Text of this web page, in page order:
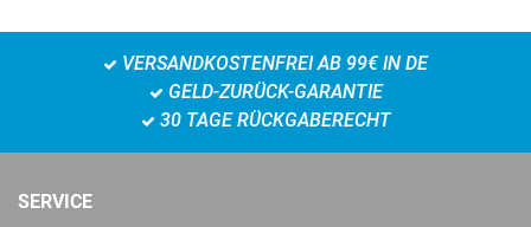
VERSANDKOSTENFREI AB 99€ IN DE
GELD-ZURÜCK-GARANTIE
30 TAGE RÜCKGABERECHT
SERVICE